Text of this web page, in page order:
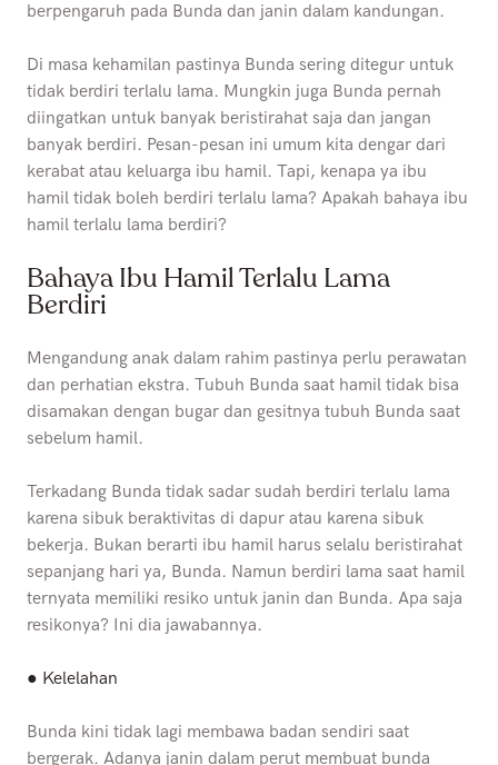
berpengaruh pada Bunda dan janin dalam kandungan.
Di masa kehamilan pastinya Bunda sering ditegur untuk
tidak berdiri terlalu lama. Mungkin juga Bunda pernah
diingatkan untuk banyak beristirahat saja dan jangan
banyak berdiri. Pesan-pesan ini umum kita dengar dari
kerabat atau keluarga ibu hamil. Tapi, kenapa ya ibu
hamil tidak boleh berdiri terlalu lama? Apakah bahaya ibu
hamil terlalu lama berdiri?
Bahaya Ibu Hamil Terlalu Lama
Berdiri
Mengandung anak dalam rahim pastinya perlu perawatan
dan perhatian ekstra. Tubuh Bunda saat hamil tidak bisa
disamakan dengan bugar dan gesitnya tubuh Bunda saat
sebelum hamil.
Terkadang Bunda tidak sadar sudah berdiri terlalu lama
karena sibuk beraktivitas di dapur atau karena sibuk
bekerja. Bukan berarti ibu hamil harus selalu beristirahat
sepanjang hari ya, Bunda. Namun berdiri lama saat hamil
ternyata memiliki resiko untuk janin dan Bunda. Apa saja
resikonya? Ini dia jawabannya.
● Kelelahan
Bunda kini tidak lagi membawa badan sendiri saat
bergerak. Adanya janin dalam perut membuat bunda